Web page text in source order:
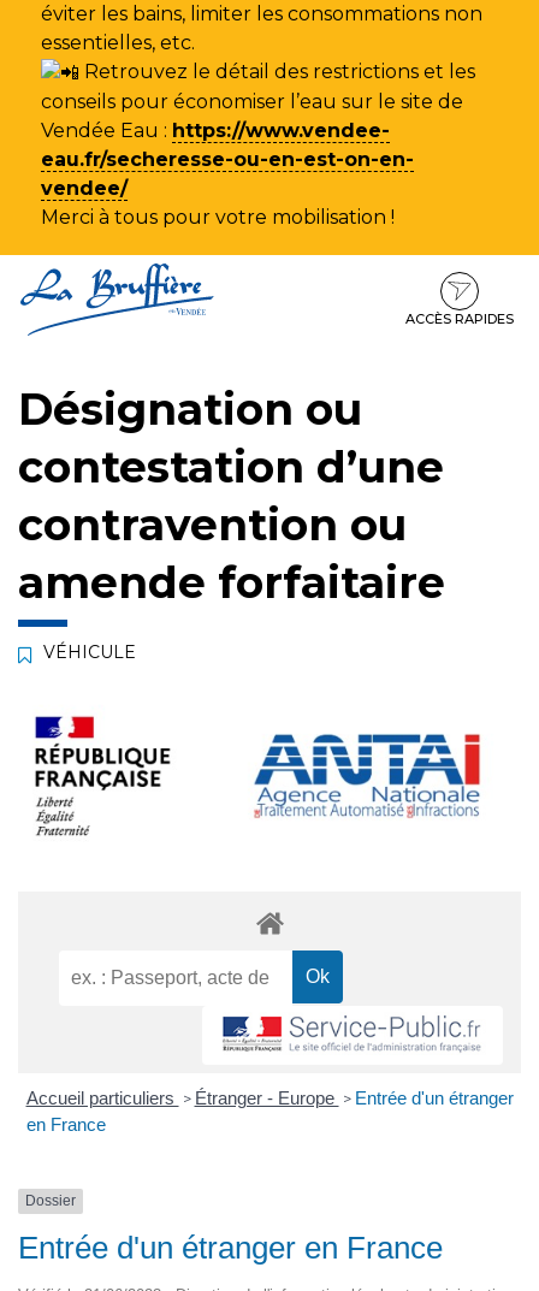
éviter les bains, limiter les consommations non
essentielles, etc.
Retrouvez le détail des restrictions et les
conseils pour économiser l’eau sur le site de
Vendée Eau : https://www.vendee-
eau.fr/secheresse-ou-en-est-on-en-
vendee/
Merci à tous pour votre mobilisation !
au
contenu
au
ACCÈS RAPIDES
Désignation ou
contestation d’une
contravention ou
amende forfaitaire
VÉHICULE
Accueil particuliers > Étranger - Europe > Entrée d'un étranger
en France
Dossier
Entrée d'un étranger en France